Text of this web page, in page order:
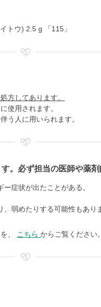
トウ) 2.5 g 「115」
方してあります。
使用されます。
う人に用いられます。
。必ず担当の医師や薬剤
症状が出たことがある。
弱めたりする可能性もあり
、
こちら からご覧ください。